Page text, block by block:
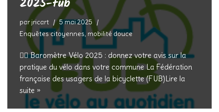
2025-fub
parjricart
5 mai 2025
Enquêtes citoyennes, mobilité douce
🚴‍♂️ Baromètre Vélo 2025 : donnez votre avis sur la
pratique du vélo dans votre commune La Fédération
française des usagers de la bicyclette (FUB)Lire la
suite »